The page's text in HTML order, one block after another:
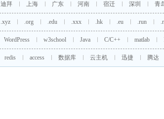
迪拜 上海 广东 河南 宿迁 深圳 青
.xyz .org .edu .xxx .hk .eu .run
WordPress w3school Java C/C++ matlab
redis access 数据库 云主机 迅捷 腾达